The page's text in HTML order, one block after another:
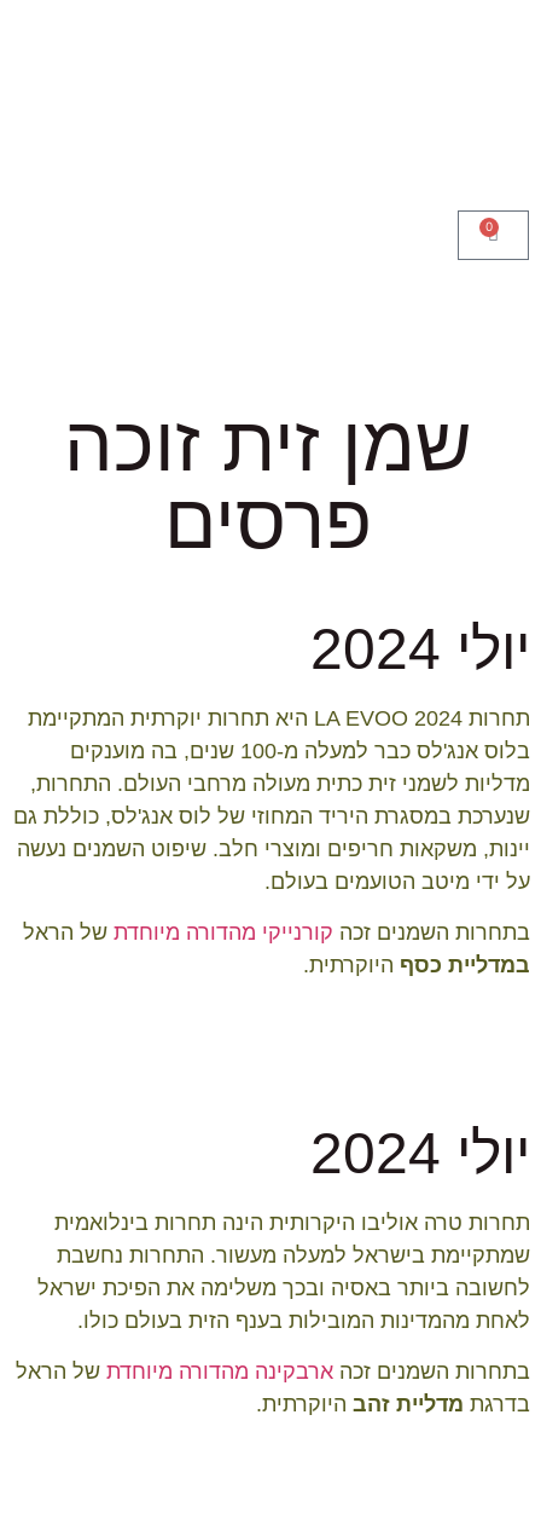
0
שמן זית זוכה
פרסים
יולי 2024
תחרות LA EVOO 2024 היא תחרות יוקרתית המתקיימת
בלוס אנג'לס כבר למעלה מ-100 שנים, בה מוענקים
מדליות לשמני זית כתית מעולה מרחבי העולם. התחרות,
שנערכת במסגרת היריד המחוזי של לוס אנג'לס, כוללת גם
יינות, משקאות חריפים ומוצרי חלב. שיפוט השמנים נעשה
על ידי מיטב הטועמים בעולם.
בתחרות השמנים זכה קורנייקי מהדורה מיוחדתשל הראל
במדליית כסף היוקרתית.
יולי 2024
תחרות טרה אוליבו היקרותית הינה תחרות בינלואמית
שמתקיימת בישראל למעלה מעשור. התחרות נחשבת
לחשובה ביותר באסיה ובכך משלימה את הפיכת ישראל
לאחת מהמדינות המובילות בענף הזית בעולם כולו.
בתחרות השמנים זכה ארבקינה מהדורה מיוחדתשל הראל
בדרגת מדליית זהב היוקרתית.